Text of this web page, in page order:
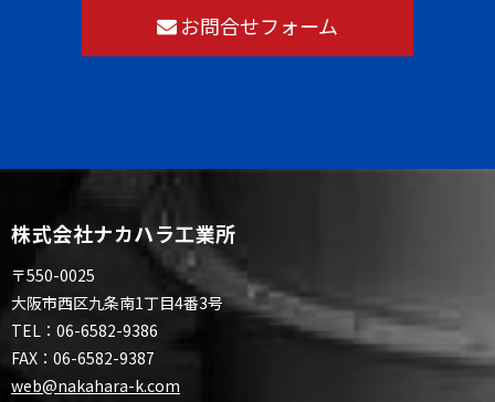
お問合せフォーム
株式会社ナカハラ工業所
〒550-0025
大阪市西区九条南1丁目4番3号
TEL： 06-6582-9386
FAX： 06-6582-9387
web@nakahara-k.com